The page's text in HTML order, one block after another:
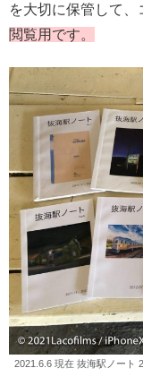
を大切に保管して、
閲覧用です。
2021.6.6 現在 抜海駅ノート